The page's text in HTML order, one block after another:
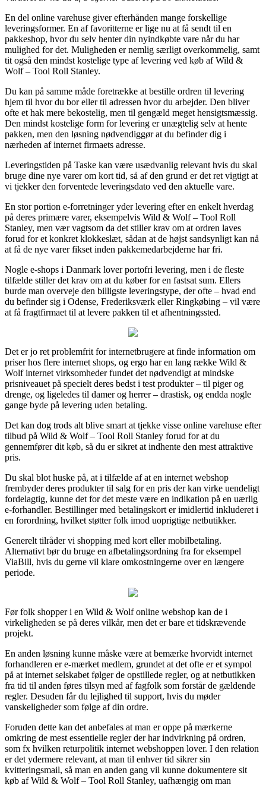
En del online varehuse giver efterhånden mange forskellige
leveringsformer. En af favoritterne er lige nu at få sendt til en
pakkeshop, hvor du selv henter din nyindkøbte vare når du har
mulighed for det. Muligheden er nemlig særligt overkommelig, samt
tit også den mindst kostelige type af levering ved køb af Wild &
Wolf – Tool Roll Stanley.
Du kan på samme måde foretrække at bestille ordren til levering
hjem til hvor du bor eller til adressen hvor du arbejder. Den bliver
ofte et hak mere bekostelig, men til gengæld meget hensigtsmæssig.
Den mindst kostelige form for levering er unægtelig selv at hente
pakken, men den løsning nødvendiggør at du befinder dig i
nærheden af internet firmaets adresse.
Leveringstiden på Taske kan være usædvanlig relevant hvis du skal
bruge dine nye varer om kort tid, så af den grund er det ret vigtigt at
vi tjekker den forventede leveringsdato ved den aktuelle vare.
En stor portion e-forretninger yder levering efter en enkelt hverdag
på deres primære varer, eksempelvis Wild & Wolf – Tool Roll
Stanley, men vær vagtsom da det stiller krav om at ordren laves
forud for et konkret klokkeslæt, sådan at de højst sandsynligt kan nå
at få de nye varer fikset inden pakkemedarbejderne har fri.
Nogle e-shops i Danmark lover portofri levering, men i de fleste
tilfælde stiller det krav om at du køber for en fastsat sum. Ellers
burde man overveje den billigste leveringstype, der ofte – hvad end
du befinder sig i Odense, Frederiksværk eller Ringkøbing – vil være
at få fragtfirmaet til at levere pakken til et afhentningssted.
Det er jo ret problemfrit for internetbrugere at finde information om
priser hos flere internet shops, og ergo har en lang række Wild &
Wolf internet virksomheder fundet det nødvendigt at mindske
prisniveauet på specielt deres bedst i test produkter – til piger og
drenge, og ligeledes til damer og herrer – drastisk, og endda nogle
gange byde på levering uden betaling.
Det kan dog trods alt blive smart at tjekke visse online varehuse efter
tilbud på Wild & Wolf – Tool Roll Stanley forud for at du
gennemfører dit køb, så du er sikret at indhente den mest attraktive
pris.
Du skal blot huske på, at i tilfælde af at en internet webshop
frembyder deres produkter til salg for en pris der kan virke uendeligt
fordelagtig, kunne det for det meste være en indikation på en uærlig
e-forhandler. Bestillinger med betalingskort er imidlertid inkluderet i
en forordning, hvilket støtter folk imod uoprigtige netbutikker.
Generelt tilråder vi shopping med kort eller mobilbetaling.
Alternativt bør du bruge en afbetalingsordning fra for eksempel
ViaBill, hvis du gerne vil klare omkostningerne over en længere
periode.
Før folk shopper i en Wild & Wolf online webshop kan de i
virkeligheden se på deres vilkår, men det er bare et tidskrævende
projekt.
En anden løsning kunne måske være at bemærke hvorvidt internet
forhandleren er e-mærket medlem, grundet at det ofte er et sympol
på at internet selskabet følger de opstillede regler, og at netbutikken
fra tid til anden føres tilsyn med af fagfolk som forstår de gældende
regler. Desuden får du lejlighed til support, hvis du møder
vanskeligheder som følge af din ordre.
Foruden dette kan det anbefales at man er oppe på mærkerne
omkring de mest essentielle regler der har indvirkning på ordren,
som fx hvilken returpolitik internet webshoppen lover. I den relation
er det ydermere relevant, at man til enhver tid sikrer sin
kvitteringsmail, så man en anden gang vil kunne dokumentere sit
køb af Wild & Wolf – Tool Roll Stanley, uafhængig om man